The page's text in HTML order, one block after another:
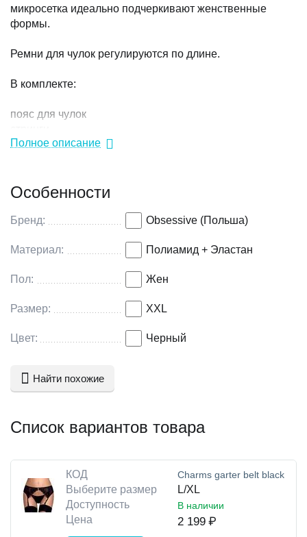
микросетка идеально подчеркивают женственные
формы.
Ремни для чулок регулируются по длине.
В комплекте:
пояс для чулок
Полное описание
Особенности
Бренд: Obsessive (Польша)
Материал: Полиамид + Эластан
Пол: Жен
Размер: XXL
Цвет: Черный
Найти похожие
Список вариантов товара
КОД Charms garter belt black
Выберите размер
L/XL
Доступность
В наличии
Цена 2 199 ₽